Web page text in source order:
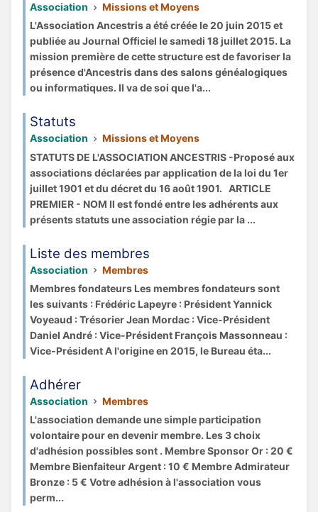
Association
Missions et Moyens
L'Association Ancestris a été créée le 20 juin 2015 et
publiée au Journal Officiel le samedi 18 juillet 2015. La
mission première de cette structure est de favoriser la
présence d'Ancestris dans des salons généalogiques
ou informatiques. Il va de soi que l'a...
Statuts
Association
Missions et Moyens
STATUTS DE L'ASSOCIATION ANCESTRIS -Proposé aux
associations déclarées par application de la loi du 1er
juillet 1901 et du décret du 16 août 1901. ARTICLE
PREMIER - NOM Il est fondé entre les adhérents aux
présents statuts une association régie par la ...
Liste des membres
Association
Membres
Membres fondateurs Les membres fondateurs sont
les suivants : Frédéric Lapeyre : Président Yannick
Voyeaud : Trésorier Jean Mordac : Vice-Président
Daniel André : Vice-Président François Massonneau :
Vice-Président A l'origine en 2015, le Bureau éta...
Adhérer
Association
Membres
L'association demande une simple participation
volontaire pour en devenir membre. Les 3 choix
d'adhésion possibles sont . Membre Sponsor Or : 20 €
Membre Bienfaiteur Argent : 10 € Membre Admirateur
Bronze : 5 € Votre adhésion à l'association vous
perm...